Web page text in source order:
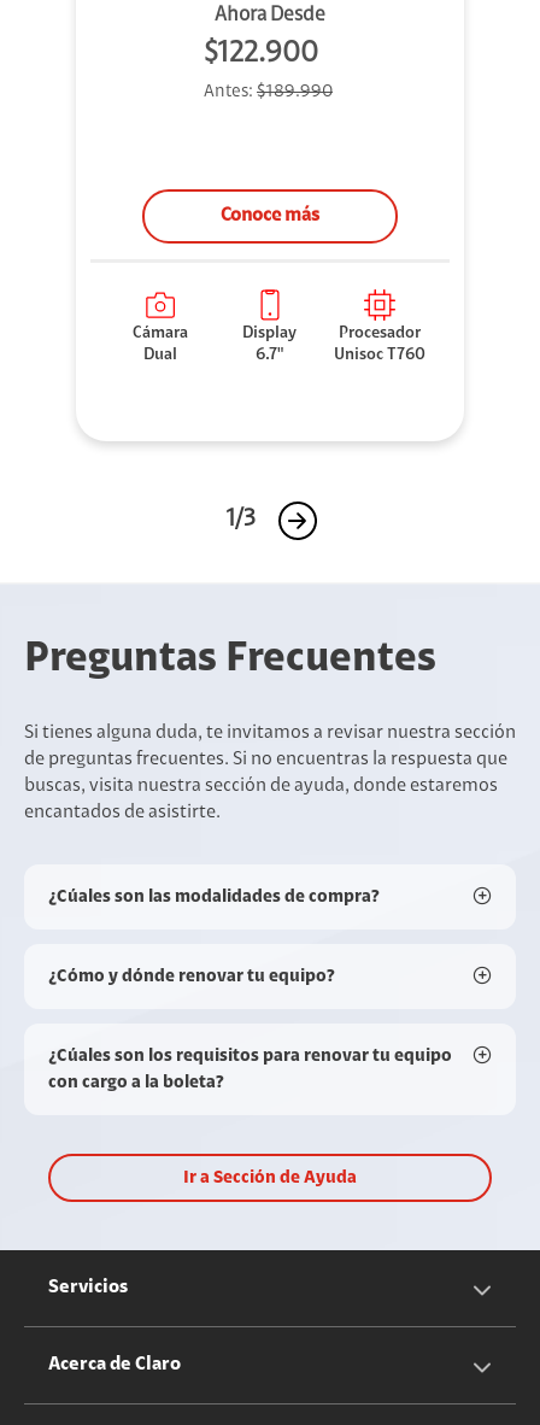
Ahora Desde
$122.900
Antes: $189.990
Conoce más
Cámara
Dual
Display
6.7"
Procesador
Unisoc T760
1/3
Preguntas Frecuentes
Si tienes alguna duda, te invitamos a revisar nuestra sección
de preguntas frecuentes. Si no encuentras la respuesta que
buscas, visita nuestra sección de ayuda, donde estaremos
encantados de asistirte.
¿Cúales son las modalidades de compra?
¿Cómo y dónde renovar tu equipo?
¿Cúales son los requisitos para renovar tu equipo
con cargo a la boleta?
Ir a Sección de Ayuda
Servicios
Servicios Móviles
Acerca de Claro